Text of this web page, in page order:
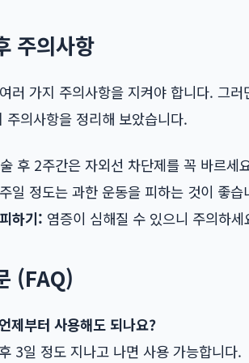
주의사항
러 가지 주의사항을 지켜야 합니다. 그
의사항을 정리해 보았습니다.
후 2주간은 자외선 차단제를 꼭 바르세
일 정도는 과한 운동을 피하는 것이 좋습
하기: 염증이 심해질 수 있으니 주의하세
(FAQ)
제부터 사용해도 되나요?
3일 정도 지나고 나면 사용 가능합니다.